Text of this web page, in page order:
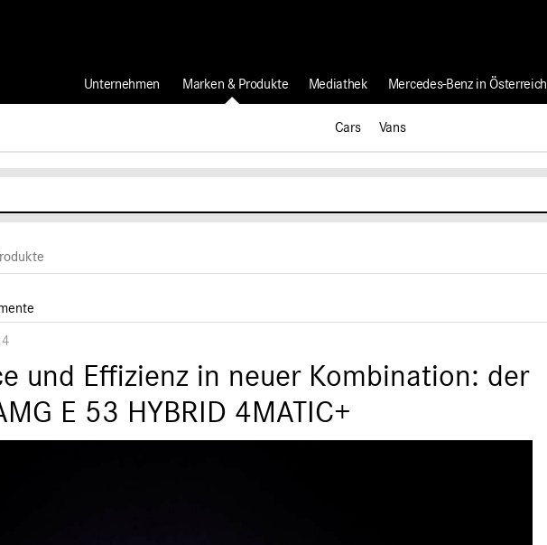
Unternehmen Marken & Produkte
Cars Vans
Mediathek Mercedes-Benz in Österreich
und Effizienz in neuer Kombination: der
E 53 HYBRID 4MATIC+